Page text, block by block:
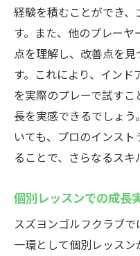
経験を積むことができ
す。また、他のプレー
点を理解し、改善点を
す。これにより、イン
を実際のプレーで試す
長を実感できるでしょ
いても、プロのインス
ることで、さらなるスキ
個別レッスンでの成長
スズヨンゴルフクラブ
一環として個別レッス